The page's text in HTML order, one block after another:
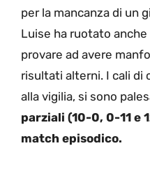
per la mancanza di un
Luise ha ruotato
provare ad avere
risultati alterni. I cali di
alla vigilia, si sono
parziali (10-0, 0-11 e
match episodico.